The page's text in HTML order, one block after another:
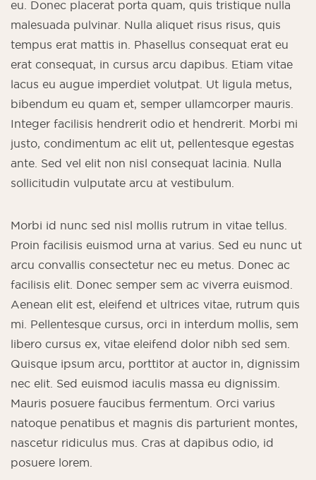
eu. Donec placerat porta quam, quis tristique nulla
malesuada pulvinar. Nulla aliquet risus risus, quis
tempus erat mattis in. Phasellus consequat erat eu
erat consequat, in cursus arcu dapibus. Etiam vitae
lacus eu augue imperdiet volutpat. Ut ligula metus,
bibendum eu quam et, semper ullamcorper mauris.
Integer facilisis hendrerit odio et hendrerit. Morbi mi
justo, condimentum ac elit ut, pellentesque egestas
ante. Sed vel elit non nisl consequat lacinia. Nulla
sollicitudin vulputate arcu at vestibulum.
Morbi id nunc sed nisl mollis rutrum in vitae tellus.
Proin facilisis euismod urna at varius. Sed eu nunc ut
arcu convallis consectetur nec eu metus. Donec ac
facilisis elit. Donec semper sem ac viverra euismod.
Aenean elit est, eleifend et ultrices vitae, rutrum quis
mi. Pellentesque cursus, orci in interdum mollis, sem
libero cursus ex, vitae eleifend dolor nibh sed sem.
Quisque ipsum arcu, porttitor at auctor in, dignissim
nec elit. Sed euismod iaculis massa eu dignissim.
Mauris posuere faucibus fermentum. Orci varius
natoque penatibus et magnis dis parturient montes,
nascetur ridiculus mus. Cras at dapibus odio, id
posuere lorem.